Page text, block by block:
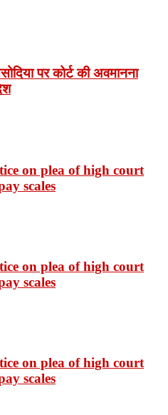
पर कोर्ट की अवमानना
on plea of high court
scales
on plea of high court
scales
on plea of high court
scales